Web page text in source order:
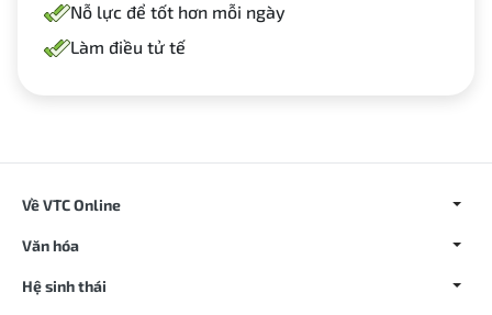
Nỗ lực để tốt hơn mỗi ngày
Làm điều tử tế
Về VTC Online
Văn hóa
Hệ sinh thái